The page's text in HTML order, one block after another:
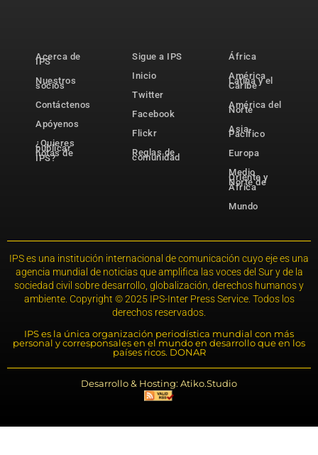
Acerca de
IPS
Nuestros
socios
Contáctenos
Apóyenos
¿Quieres
publicar
notas de
IPS?
Sigue a IPS
Inicio
Twitter
Facebook
Flickr
Reglas de
comunidad
África
América
Latina y el
Caribe
América del
Norte
Asia-
Pacífico
Europa
Medio
Oriente y
Norte de
África
Mundo
IPS es una institución internacional de comunicación cuyo eje es una
agencia mundial de noticias que amplifica las voces del Sur y de la
sociedad civil sobre desarrollo, globalización, derechos humanos y
ambiente. Copyright © 2025 IPS-Inter Press Service. Todos los
derechos reservados.
IPS es la única organización periodística mundial con más
personal y corresponsales en el mundo en desarrollo que en los
países ricos. DONAR
Desarrollo & Hosting: Atiko.Studio